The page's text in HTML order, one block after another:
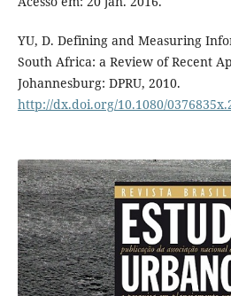
YU, D. Defining and Measuring
South Africa: a Review of Recent
Johannesburg: DPRU, 2010.
http://dx.doi.org/10.1080/